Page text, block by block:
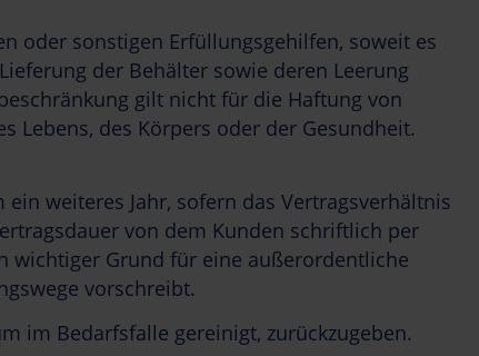
oder sonstigen Erfüllungsgehilfen, soweit es
der Behälter sowie deren Leerung
gilt nicht für die Haftung von
Lebens, des Körpers oder der Gesundheit.
weiteres Jahr, sofern das Vertragsverhältnis
von dem Kunden schriftlich per
wichtiger Grund für eine außerordentliche
vorschreibt.
im Bedarfsfalle gereinigt, zurückzugeben.